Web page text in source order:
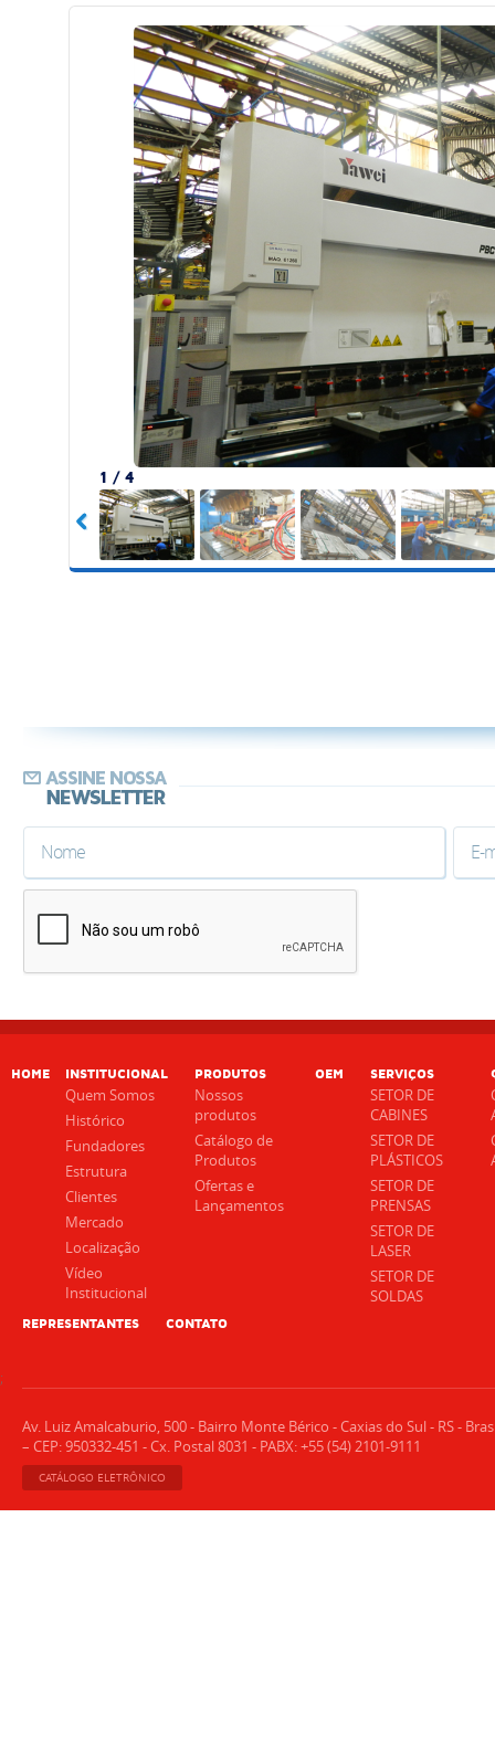
1 / 4
HOME INSTITUCIONAL
Quem Somos
Histórico
Fundadores
Estrutura
Clientes
Mercado
Localização
Vídeo
Institucional
PRODUTOS
Nossos
produtos
Catálogo de
Produtos
Ofertas e
Lançamentos
OEM SERVIÇOS
SETOR DE
CABINES
SETOR DE
PLÁSTICOS
SETOR DE
PRENSAS
SETOR DE
LASER
SETOR DE
SOLDAS
REPRESENTANTES CONTATO
;
Av. Luiz Amalcaburio, 500 - Bairro Monte Bérico - Caxias do Sul - RS -
– CEP: 950332-451 - Cx. Postal 8031 - PABX: +55 (54) 2101-9111
CATÁLOGO ELETRÔNICO